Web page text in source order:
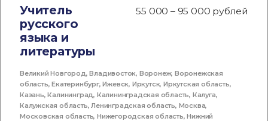
Учитель
русского
языка и
литературы
55 000 – 95 000 рублей
Великий Новгород,Владивосток, Воронеж,Воронежская
область,Екатеринбург,Ижевск, Иркутск,Иркутская область,
Казань,Калининград, Калининградская область, Калуга,
Калужская область,Ленинградская область, Москва,
Московская область,Нижегородская область,Нижний